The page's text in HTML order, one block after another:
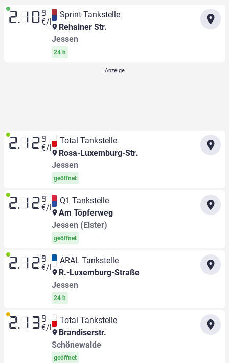
2.10 9
€/l
Sprint Tankstelle
Rehainer Str.
Jessen
24 h
2.12 9
€/l
Total Tankstelle
Rosa-Luxemburg-Str.
Jessen
geöffnet
2.12 9
€/l
Q1 Tankstelle
Am Töpferweg
Jessen (Elster)
geöffnet
2.12 9
€/l
ARAL Tankstelle
R.-Luxemburg-Straße
Jessen
24 h
2.13 9
€/l
Total Tankstelle
Brandiserstr.
Schönewalde
geöffnet